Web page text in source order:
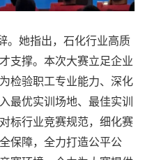
。她指出，石化行业高质
支撑。本次大赛立足企业
检验职工专业能力、深化
最优实训场地、最佳实训
标行业竞赛规范，细化赛
保障，全力打造公平公